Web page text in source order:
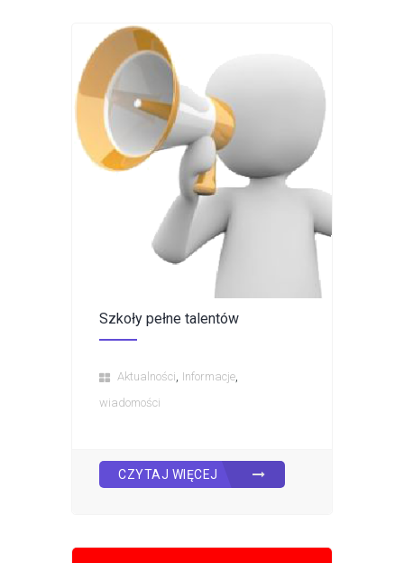
Szkoły pełne talentów
Aktualności, Informacje,
wiadomości
CZYTAJ WIĘCEJ